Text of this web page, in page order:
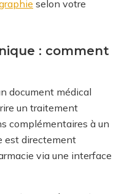
selon votre
: comment
document médical
un traitement
complémentaires à un
est directement
via une interface